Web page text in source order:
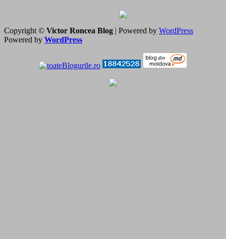
Copyright © Victor Roncea Blog | Powered by WordPress
Powered by WordPress